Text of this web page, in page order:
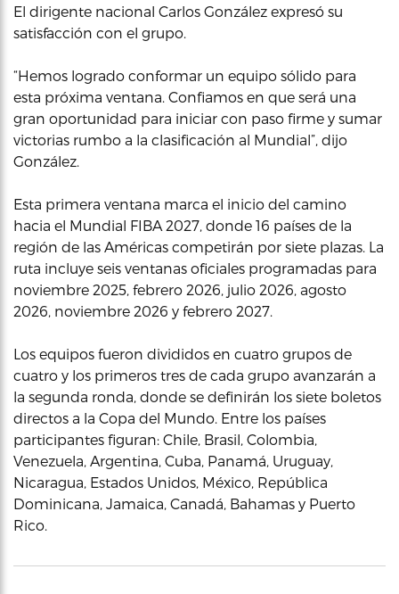
El dirigente nacional Carlos González expresó su
satisfacción con el grupo.
“Hemos logrado conformar un equipo sólido para
esta próxima ventana. Confiamos en que será una
gran oportunidad para iniciar con paso firme y sumar
victorias rumbo a la clasificación al Mundial”, dijo
González.
Esta primera ventana marca el inicio del camino
hacia el Mundial FIBA 2027, donde 16 países de la
región de las Américas competirán por siete plazas. La
ruta incluye seis ventanas oficiales programadas para
noviembre 2025, febrero 2026, julio 2026, agosto
2026, noviembre 2026 y febrero 2027.
Los equipos fueron divididos en cuatro grupos de
cuatro y los primeros tres de cada grupo avanzarán a
la segunda ronda, donde se definirán los siete boletos
directos a la Copa del Mundo. Entre los países
participantes figuran: Chile, Brasil, Colombia,
Venezuela, Argentina, Cuba, Panamá, Uruguay,
Nicaragua, Estados Unidos, México, República
Dominicana, Jamaica, Canadá, Bahamas y Puerto
Rico.